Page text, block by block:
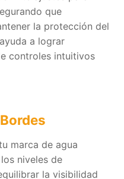
que
la protección del
a lograr
controles intuitivos
marca de agua
niveles de
la visibilidad